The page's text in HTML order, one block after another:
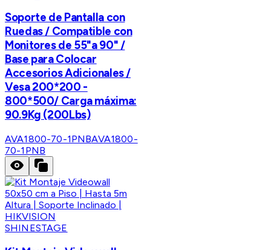
Soporte de Pantalla con
Ruedas / Compatible con
Monitores de 55"a 90" /
Base para Colocar
Accesorios Adicionales /
Vesa 200*200 -
800*500/ Carga máxima:
90.9Kg (200Lbs)
AVA1800-70-1PNBAVA1800-
70-1PNB
SHINESTAGE